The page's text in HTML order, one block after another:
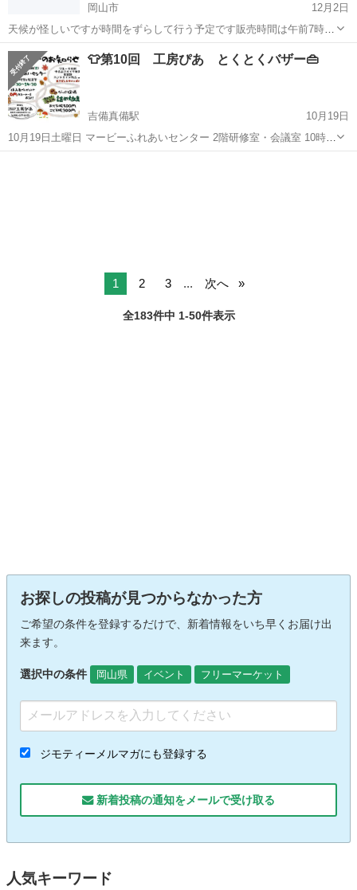
岡山市
12月2日
天候が怪しいですが時間をずらして行う予定です販売時間は午前7時
頃〜にさせて頂きます。理由は寒いからと暗いからです✨
岡山 フリーマーケット フリマ
👕第10回 工房ぴあ とくとくバザー👜
吉備真備駅
10月19日
10月19日土曜日 マービーふれあいセンター 2階研修室・会議室 10時
30分〜14時30分 とくとくバザーを開催します😊 大人レディース服、
1 2 3 ... 次へ
全183件中 1-50件表示
お探しの投稿が見つからなかった方
ご希望の条件を登録するだけで、新着情報をいち早くお届け出
来ます。
選択中の条件 岡山県 イベント フリーマーケット
ジモティーメルマガにも登録する
新着投稿の通知をメールで受け取る
人気キーワード